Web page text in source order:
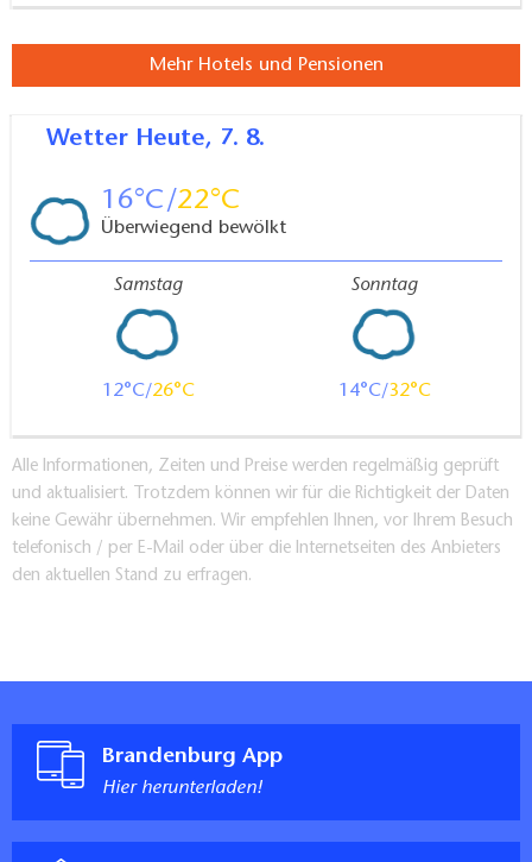
Mehr Hotels und Pensionen
Wetter Heute, 7. 8.
16 22
Überwiegend bewölkt
Samstag
12 26
Sonntag
14 32
Alle Informationen, Zeiten und Preise werden regelmäßig geprüft
und aktualisiert. Trotzdem können wir für die Richtigkeit der Daten
keine Gewähr übernehmen. Wir empfehlen Ihnen, vor Ihrem Besuch
telefonisch / per E-Mail oder über die Internetseiten des Anbieters
den aktuellen Stand zu erfragen.
Brandenburg App
Hier herunterladen!